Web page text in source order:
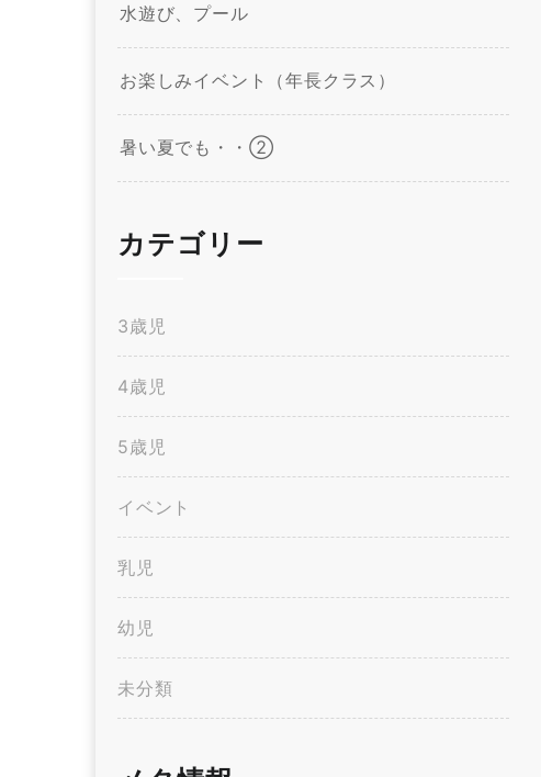
水遊び、プール
お楽しみイベント（年長クラス）
暑い夏でも・・②
カテゴリー
3歳児
4歳児
5歳児
イベント
乳児
幼児
未分類